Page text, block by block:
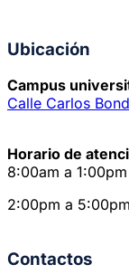
Ubicación
Campus
Calle Carlos
Horario de
8:00am a 1:00pm
2:00pm a 5:00pm
Contactos